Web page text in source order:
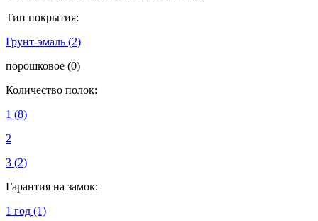
Тип покрытия:
Грунт-эмаль (2)
порошковое (0)
Количество полок:
1 (8)
2
3 (2)
Гарантия на замок:
1 год (1)